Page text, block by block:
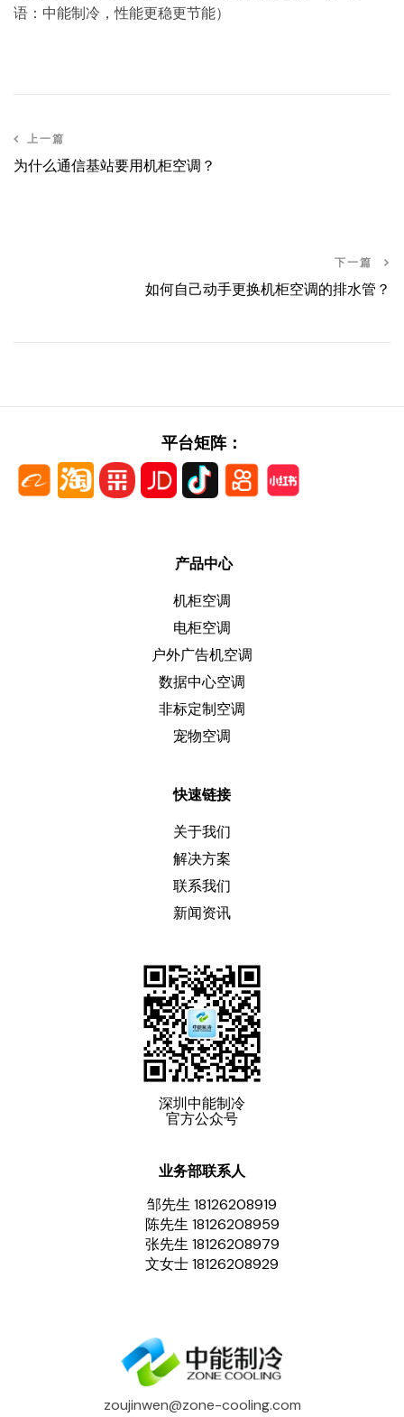
语：中能制冷，性能更稳更节能）
上一篇
为什么通信基站要用机柜空调？
下一篇
如何自己动手更换机柜空调的排水管？
平台矩阵：
产品中心
机柜空调
电柜空调
户外广告机空调
数据中心空调
非标定制空调
宠物空调
快速链接
关于我们
解决方案
联系我们
新闻资讯
深圳中能制冷
官方公众号
业务部联系人
邹先生 18126208919
陈先生 18126208959
张先生 18126208979
文女士 18126208929
zoujinwen@zone-cooling.com